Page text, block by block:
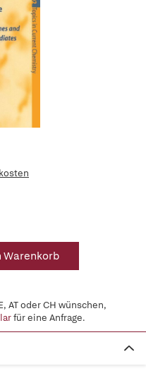
Warenkorb
AT oder CH wünschen,
für eine Anfrage.